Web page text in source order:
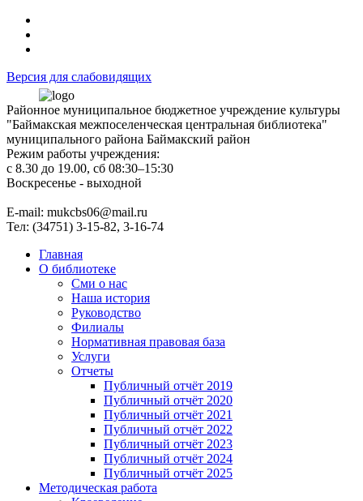
Версия для слабовидящих
Районное муниципальное бюджетное учреждение культуры
"Баймакская межпоселенческая центральная библиотека"
муниципального района Баймакский район
Режим работы учреждения:
с 8.30 до 19.00, сб 08:30–15:30
Воскресенье - выходной
Е-mail: mukcbs06@mail.ru
Тел: (34751) 3-15-82, 3-16-74
Главная
О библиотеке
Сми о нас
Наша история
Руководство
Филиалы
Нормативная правовая база
Услуги
Отчеты
Публичный отчёт 2019
Публичный отчёт 2020
Публичный отчёт 2021
Публичный отчёт 2022
Публичный отчёт 2023
Публичный отчёт 2024
Публичный отчёт 2025
Методическая работа